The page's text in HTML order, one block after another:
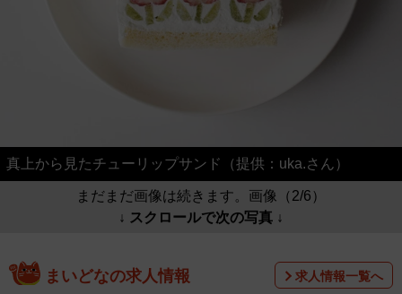
真上から見たチューリップサンド（提供：uka.さん）
まだまだ画像は続きます。画像（2/6）
↓ スクロールで次の写真 ↓
まいどなの求人情報 求人情報一覧へ